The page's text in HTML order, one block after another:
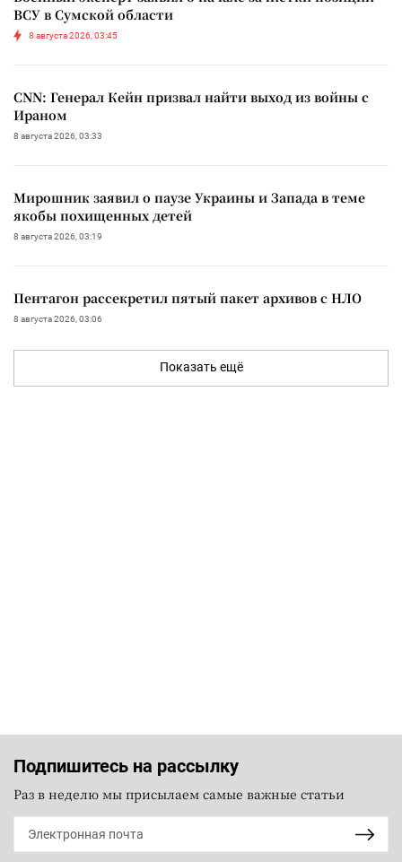
ВСУ в Сумской области
8 августа 2026, 03:45
CNN: Генерал Кейн призвал найти выход из войны с
Ираном
8 августа 2026, 03:33
Мирошник заявил о паузе Украины и Запада в теме
якобы похищенных детей
8 августа 2026, 03:19
Пентагон рассекретил пятый пакет архивов с НЛО
8 августа 2026, 03:06
Показать ещё
Подпишитесь на рассылку
Раз в неделю мы присылаем самые важные статьи